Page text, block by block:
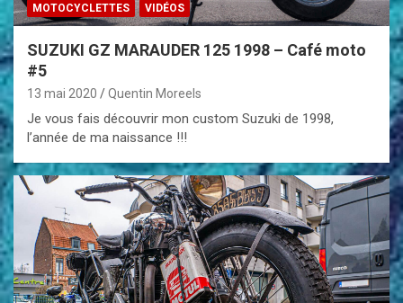
MOTOCYCLETTES VIDÉOS
SUZUKI GZ MARAUDER 125 1998 – Café moto
#5
13 mai 2020 Quentin Moreels
Je vous fais découvrir mon custom Suzuki de 1998,
l’année de ma naissance !!!